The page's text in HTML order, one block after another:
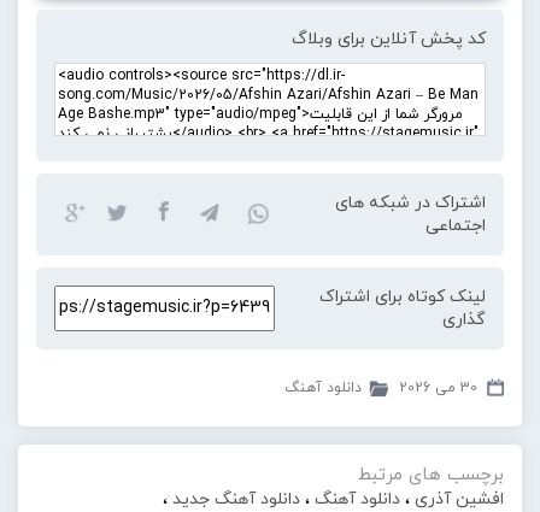
کد پخش آنلاین برای وبلاگ
اشتراک در شبکه های
اجتماعی
لینک کوتاه برای اشتراک
گذاری
30 می 2026 دانلود آهنگ
برچسب های مرتبط
افشین آذری ، دانلود آهنگ ، دانلود آهنگ جدید ،